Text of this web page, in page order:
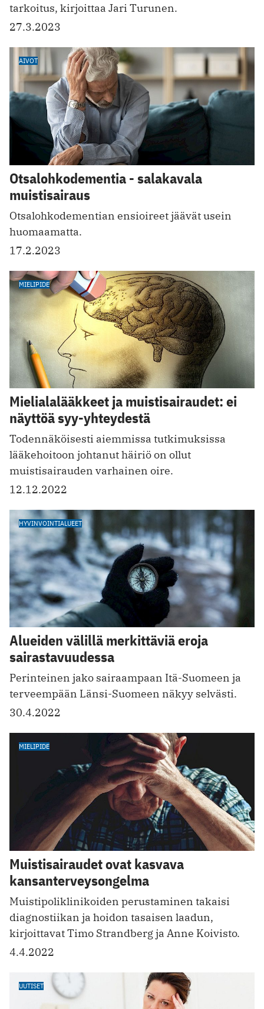
tarkoitus, kirjoittaa Jari Turunen.
27.3.2023
AIVOT
Otsalohkodementia - salakavala
muistisairaus
Otsalohkodementian ensioireet jää vät usein
huomaamatta.
17.2.2023
MIELIPIDE
Mielialalääkkeet ja muistisairaudet: ei
näyttöä syy-yhteydestä
Todennäköisesti aiemmissa tutkimuksissa
lääkehoitoon johtanut häiriö on ollut
muistisairauden varhainen oire.
12.12.2022
HYVINVOINTIALUEET
Alueiden välillä merkittäviä eroja
sairastavuudessa
Perinteinen jako sairaampaan Itä-Suomeen ja
terveempään Länsi-Suomeen näkyy selvästi.
30.4.2022
MIELIPIDE
Muistisairaudet ovat kasvava
kansanterveysongelma
Muistipoliklinikoiden perustaminen takaisi
diagnostiikan ja hoidon tasaisen laadun,
kirjoittavat Timo Strandberg ja Anne Koivisto.
4.4.2022
UUTISET